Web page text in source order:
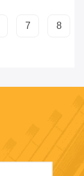
7 8